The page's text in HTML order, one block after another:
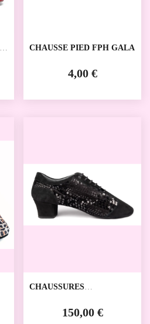
CHAUSSE PIED FPH GALA
4,00 €
CHAUSSURES
NOIRÉ CUBAN
PORTDANCE150,00 €